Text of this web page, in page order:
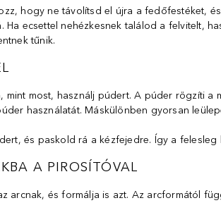
hogy ne távolítsd el újra a fedőfestéket,
Ha ecsettel nehézkesnek találod a felvitelt,
tűnik.
most, használj púdert. A púder rögzíti a
használatát. Máskülönben gyorsan
és paskold rá a kézfejedre. Így a
A PIROSÍTÓVAL
arcnak, és formálja is azt. Az arcformától